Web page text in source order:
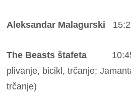
Aleksandar Malagurski
The Beasts štafeta 10:45
plivanje, bicikl, trčanje;
trčanje)